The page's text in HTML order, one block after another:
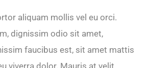
aliquam mollis vel eu orci.
dignissim odio sit amet,
faucibus est, sit amet mattis
viverra dolor. Mauris at velit